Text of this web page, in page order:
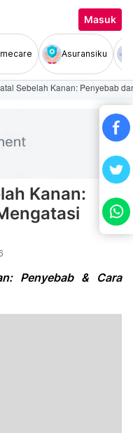
Masuk
Asuransiku
Sebelah Kanan: Penyebab
Kanan:
Penyebab & Cara